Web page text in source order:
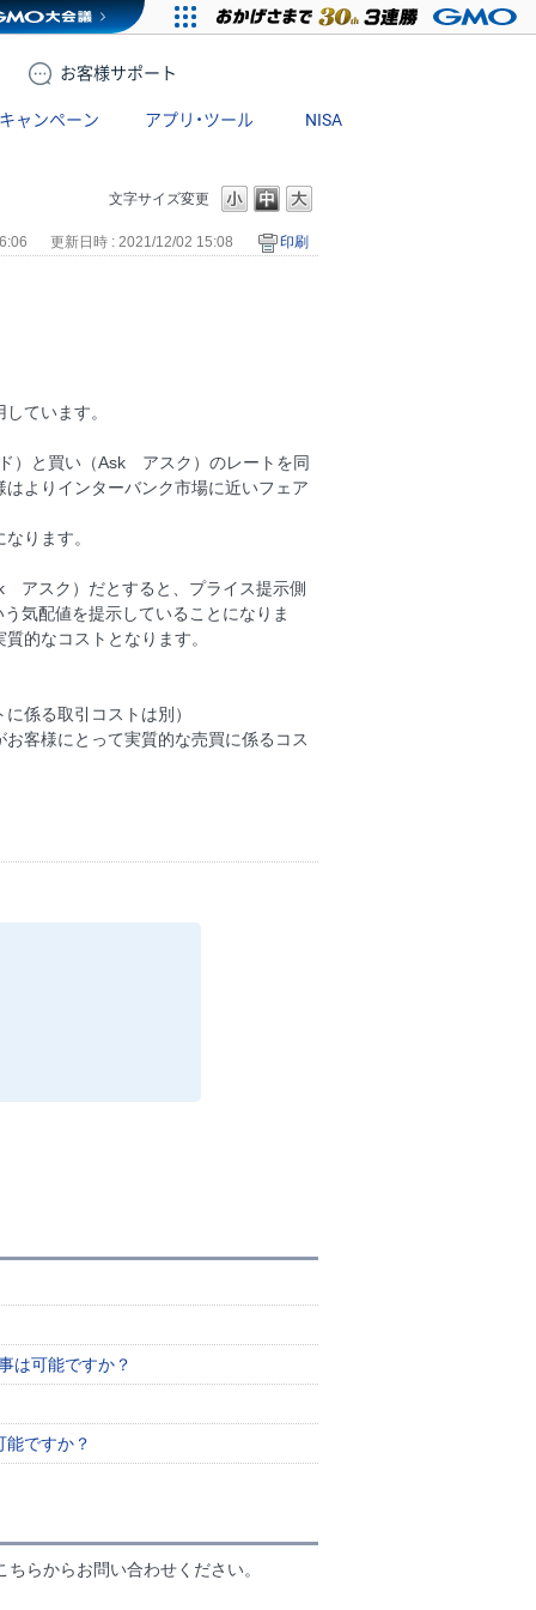
お客様サポート
キャンペーン アプリ・ツール NISA
文字サイズ変更
更新日時 : 2021/12/02 15:08 印刷
ています。
）と買い（Ask アスク）のレートを同
よりインターバンク市場に近いフェア
ります。
アスク）だとすると、プライス提示側
気配値を提示していることになりま
的なコストとなります。
係る取引コストは別）
客様にとって実質的な売買に係るコス
は可能ですか？
ですか？
らからお問い合わせください。